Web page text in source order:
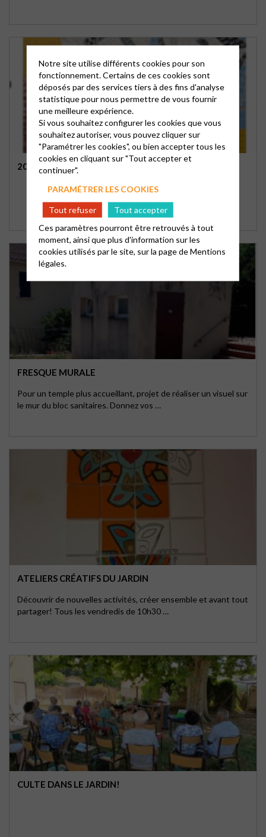
200 ANS DU PROTESTANTISME MARSEILLAIS
FRESQUE MURALE
Pour un temple plus accueillant, projet de réaliser un visuel sur
le mur du bloc sanitaires. Donnez vos …
ATELIERS CRÉATIFS DU JARDIN
Découvrir de nouvelles activités, créer ensemble et avant tout
partager! Tous les vendredis de 10h30 …
CULTE DANS LE JARDIN!
Notre site utilise différents cookies pour son
fonctionnement. Certains de ces cookies sont
déposés par des services tiers à des fins d'analyse
statistique pour nous permettre de vous fournir
une meilleure expérience.
Si vous souhaitez configurer les cookies que vous
souhaitez autoriser, vous pouvez cliquer sur
"Paramétrer les cookies", ou bien accepter tous les
cookies en cliquant sur "Tout accepter et
continuer".
PARAMÉTRER LES COOKIES
Tout refuser
Tout accepter
Ces paramètres pourront être retrouvés à tout
moment, ainsi que plus d'information sur les
cookies utilisés par le site, sur la page deMentions
légales.